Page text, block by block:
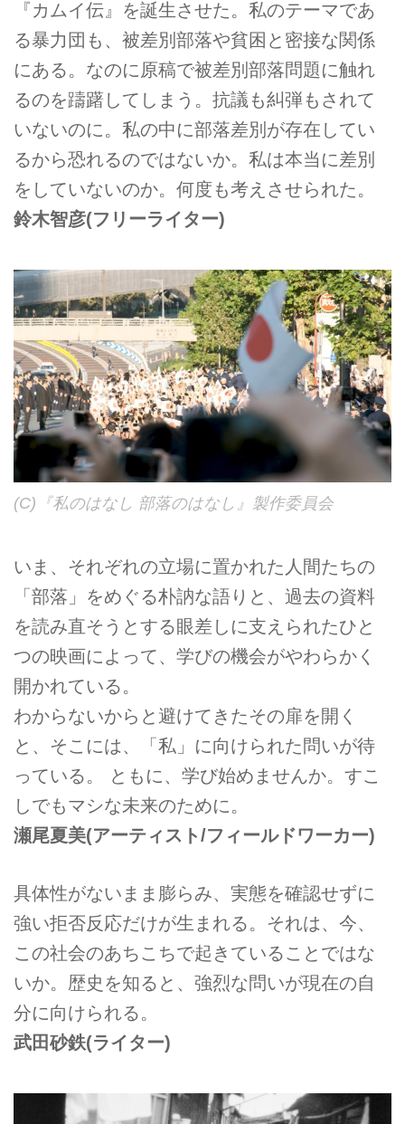
『カムイ伝』を誕生させた。私のテーマであ
る暴力団も、被差別部落や貧困と密接な関係
にある。なのに原稿で被差別部落問題に触れ
るのを躊躇してしまう。抗議も糾弾もされて
いないのに。私の中に部落差別が存在してい
るから恐れるのではないか。私は本当に差別
をしていないのか。何度も考えさせられた。
鈴木智彦(フリーライター)
(C)『私のはなし 部落のはなし』製作委員会
いま、それぞれの立場に置かれた人間たちの
「部落」をめぐる朴訥な語りと、過去の資料
を読み直そうとする眼差しに支えられたひと
つの映画によって、学びの機会がやわらかく
開かれている。
わからないからと避けてきたその扉を開く
と、そこには、「私」に向けられた問いが待
っている。 ともに、学び始めませんか。すこ
しでもマシな未来のために。
瀬尾夏美(アーティスト/フィールドワーカー)
具体性がないまま膨らみ、実態を確認せずに
強い拒否反応だけが生まれる。それは、今、
この社会のあちこちで起きていることではな
いか。歴史を知ると、強烈な問いが現在の自
分に向けられる。
武田砂鉄(ライター)